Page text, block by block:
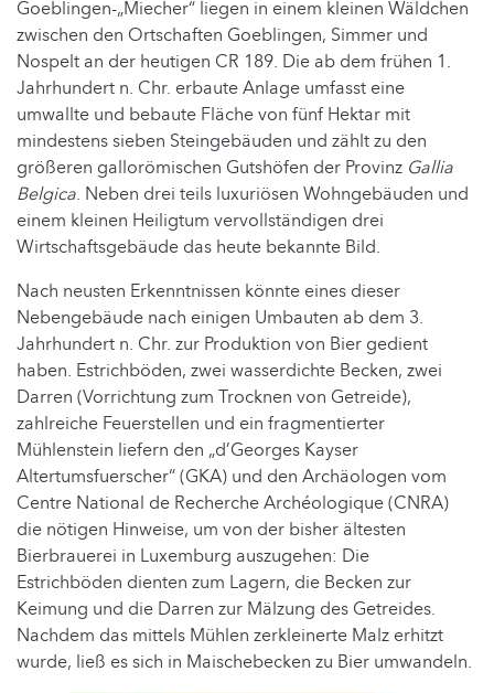
Goeblingen-„Miecher“ liegen in einem kleinen Wäldchen
zwischen den Ortschaften Goeblingen, Simmer und
Nospelt an der heutigen CR 189. Die ab dem frühen 1.
Jahrhundert n. Chr. erbaute Anlage umfasst eine
umwallte und bebaute Fläche von fünf Hektar mit
mindestens sieben Steingebäuden und zählt zu den
größeren gallorömischen Gutshöfen der Provinz Gallia
Belgica. Neben drei teils luxuriösen Wohngebäuden und
einem kleinen Heiligtum vervollständigen drei
Wirtschaftsgebäude das heute bekannte Bild.
Nach neusten Erkenntnissen könnte eines dieser
Nebengebäude nach einigen Umbauten ab dem 3.
Jahrhundert n. Chr. zur Produktion von Bier gedient
haben. Estrichböden, zwei wasserdichte Becken, zwei
Darren (Vorrichtung zum Trocknen von Getreide),
zahlreiche Feuerstellen und ein fragmentierter
Mühlenstein liefern den „d’Georges Kayser
Altertumsfuerscher“ (GKA) und den Archäologen vom
Centre National de Recherche Archéologique (CNRA)
die nötigen Hinweise, um von der bisher ältesten
Bierbrauerei in Luxemburg auszugehen: Die
Estrichböden dienten zum Lagern, die Becken zur
Keimung und die Darren zur Mälzung des Getreides.
Nachdem das mittels Mühlen zerkleinerte Malz erhitzt
wurde, ließ es sich in Maischebecken zu Bier umwandeln.